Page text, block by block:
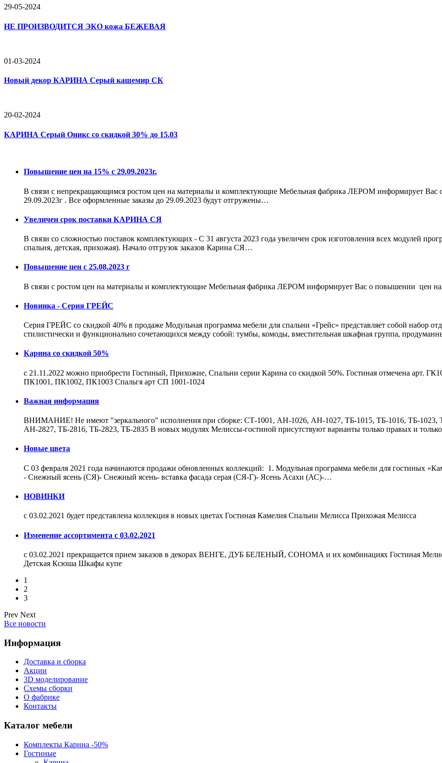
29-05-2024
НЕ ПРОИЗВОДИТСЯ ЭКО кожа БЕЖЕВАЯ
01-03-2024
Новый декор КАРИНА Серый кашемир СК
20-02-2024
КАРИНА Серый Оникс со скидкой 30% до 15.03
Повышение цен на 15% с 29.09.2023г.
В связи с непрекращающимся ростом цен на материалы и комплектующие Мебельная фабрика ЛЕРОМ информирует
29.09.2023г . Все оформленные заказы до 29.09.2023 будут отгружены…
Увеличен срок поставки КАРИНА СЯ
В связи со сложностью поставок комплектующих - С 31 августа 2023 года увеличен срок изготовления всех модулей
спальня, детская, прихожая). Начало отгрузок заказов Карина СЯ…
Повышение цен с 25.08.2023 г
В связи с ростом цен на материалы и комплектующие Мебельная фабрика ЛЕРОМ информирует Вас о повышении цен
Новинка - Серия ГРЕЙС
Серия ГРЕЙС со скидкой 40% в продаже Модульная программа мебели для спальни «Грейс» представляет собой набор
стилистически и функционально сочетающихся между собой: тумбы, комоды, вместительная шкафная группа,
Карина со скидкой 50%
с 21.11.2022 можно приобрести Гостиный, Прихожие, Спальни серии Карина со скидкой 50%. Гостиная отмечена арт.
ПК1001, ПК1002, ПК1003 Спальгя арт СП 1001-1024
Важная информация
ВНИМАНИЕ! Не имеют "зеркального" исполнения при сборке: СТ-1001, АН-1026, АН-1027, ТБ-1015, ТБ-1016, ТБ-1023,
АН-2827, ТБ-2816, ТБ-2823, ТБ-2835 В новых модулях Мелиссы-гостиной присутствуют варианты только правых и
Новые цвета
С 03 февраля 2021 года начинаются продажи обновленных коллекций: 1. Модульная программа мебели для гостиных
- Снежный ясень (СЯ)- Снежный ясень- вставка фасада серая (СЯ-Г)- Ясень Асахи (АС)-…
НОВИНКИ
с 03.02.2021 будет представлена коллекция в новых цветах Гостиная Камелия Спальни Мелисса Прихожая Мелисса
Изменение ассортимента с 03.02.2021
c 03.02.2021 прекращается прием заказов в декорах ВЕНГЕ, ДУБ БЕЛЕНЫЙ, СОНОМА и их комбинациях Гостиная
Детская Ксюша Шкафы купе
1
2
3
Prev Next
Все новости
Информация
Доставка и сборка
Акции
3D моделирование
Схемы сборки
О фабрике
Контакты
Каталог мебели
Комплекты Карина -50%
Гостиные